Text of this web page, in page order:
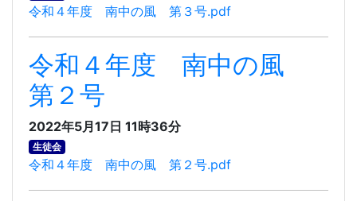
令和４年度 南中の風 第３号.pdf
令和４年度 南中の風
第２号
2022年5月17日 11時36分
生徒会
令和４年度 南中の風 第２号.pdf